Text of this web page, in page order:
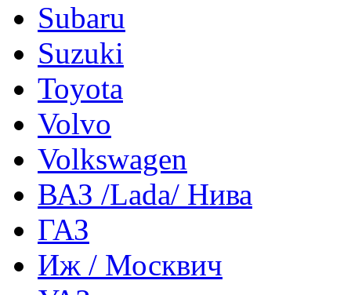
Subaru
Suzuki
Toyota
Volvo
Volkswagen
ВАЗ /Lada/ Нива
ГАЗ
Иж / Москвич